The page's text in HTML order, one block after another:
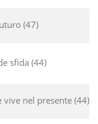
47
sfida 44
vive nel presente 44